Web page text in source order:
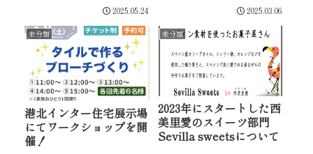
2025.05.24 2025.03.06
未分類
港北インター住宅展示場
にてワークショップを開
催！
未分類
2023年にスタートした西
美里愛のスイーツ部門
Sevilla sweetsについて